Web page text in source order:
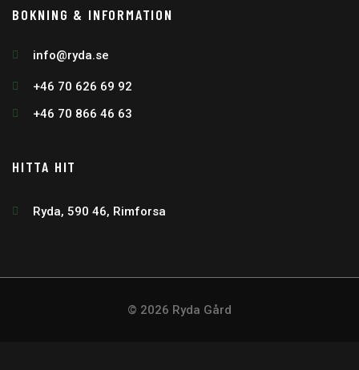
BOKNING & INFORMATION
info@ryda.se
+46 70 626 69 92
+46 70 866 46 63
HITTA HIT
Ryda, 590 46, Rimforsa
© 2026 Ryda Gård